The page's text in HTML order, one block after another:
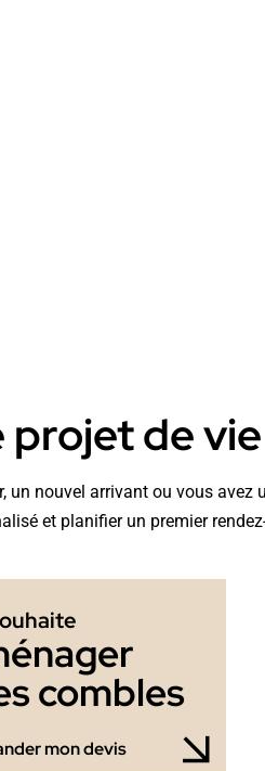
de
un nouvel arrivant ou vous avez
et planifier un premier
combles
mon devis